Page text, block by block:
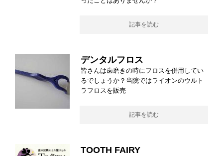
記事を読む
デンタルフロス
皆さんは歯磨きの時にフロスを併用してい
るでしょうか？当院ではライオンのウルト
ラフロスを販売
記事を読む
TOOTH FAIRY